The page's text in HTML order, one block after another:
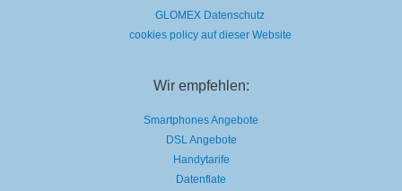
GLOMEX Datenschutz
cookies policy auf dieser Website
Wir empfehlen:
Smartphones Angebote
DSL Angebote
Handytarife
Datenflate